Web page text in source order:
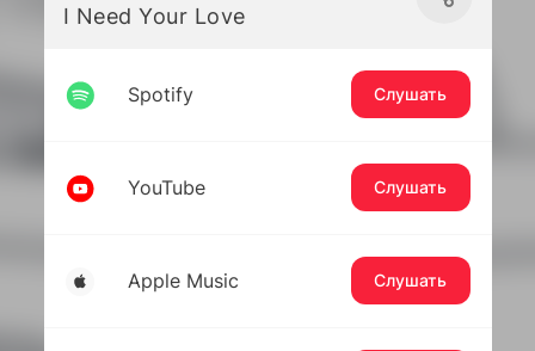
I Need Your Love
Spotify Слушать
YouTube Слушать
Apple Music Слушать